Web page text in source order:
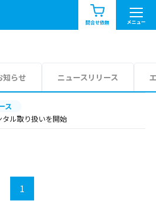
問合せ依頼 メニュー
お知らせ一覧
リア情報を見る
知らせ ニュースリリース
ス
ル取り扱いを開始
1